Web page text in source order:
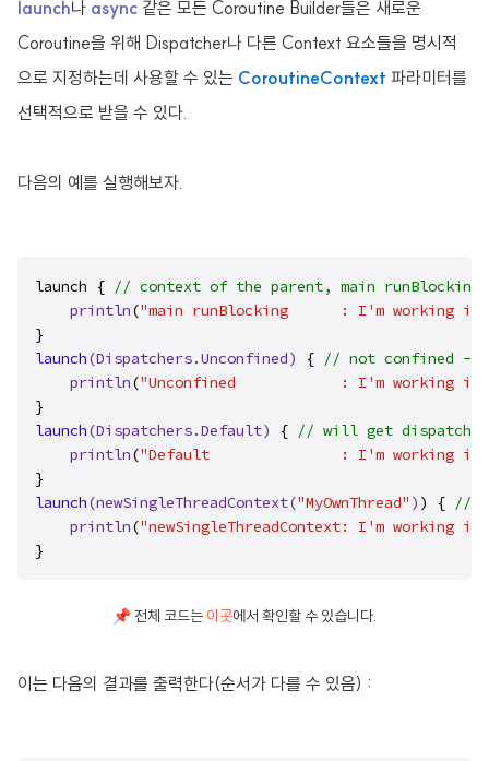
launch나 async 같은 모든 Coroutine Builder들은 새로운
Coroutine을 위해 Dispatcher나 다른 Context 요소들을 명시적
으로 지정하는데 사용할 수 있는 CoroutineContext 파라미터를
선택적으로 받을 수 있다.
다음의 예를 실행해보자.
launch { // context of the parent, main runBlocking
println("main runBlocking      : I'm working in
launch(Dispatchers.Unconfined) { // not confined --
println("Unconfined            : I'm working in
launch(Dispatchers.Default) { // will get
println("Default               : I'm working in
launch(newSingleThreadContext("MyOwnThread" ) ) { //
println("newSingleThreadContext: I'm working
}
📌 전체 코드는 이곳에서 확인할 수 있습니다.
이는 다음의 결과를 출력한다(순서가 다를 수 있음) :